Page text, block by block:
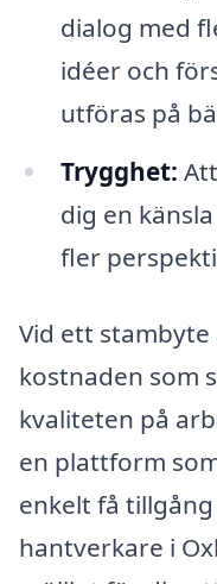
dialog med
idéer och
utföras på
Trygghet:
dig en
fler
Vid ett
kostnaden som
kvaliteten på
en plattform
enkelt få
hantverkare i